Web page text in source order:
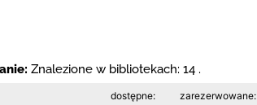
Znalezione w bibliotekach: 14 .
dostępne: zarezerwowane: